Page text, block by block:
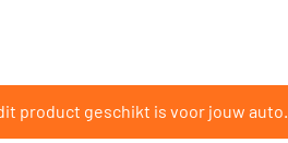
product geschikt is voor jouw auto.